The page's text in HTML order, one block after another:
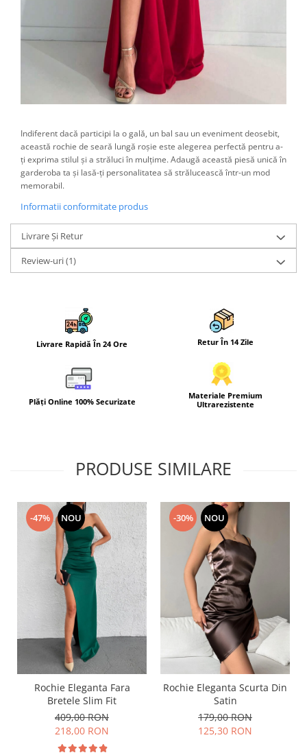
Indiferent dacă participi la o gală, un bal sau un eveniment deosebit,
această rochie de seară lungă roșie este alegerea perfectă pentru a-
ți exprima stilul și a străluci în mulțime. Adaugă această piesă unică în
garderoba ta și lasă-ți personalitatea să strălucească într-un mod
memorabil.
Informatii conformitate produs
Livrare Și Retur
Review-uri(1)
Livrare Rapidă În 24 Ore Retur În 14 Zile
Plăți Online 100% Securizate
Materiale Premium
Ultrarezistente
PRODUSE SIMILARE
-47% NOU
Rochie Eleganta Fara
Bretele Slim Fit
409,00 RON
218,00 RON
-30% NOU
Rochie Eleganta Scurta Din
Satin
179,00 RON
125,30 RON